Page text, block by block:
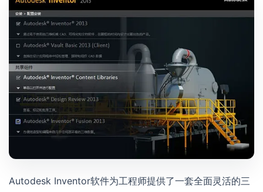
Autodesk Inventor软件为工程师提供了一套全面灵活的三